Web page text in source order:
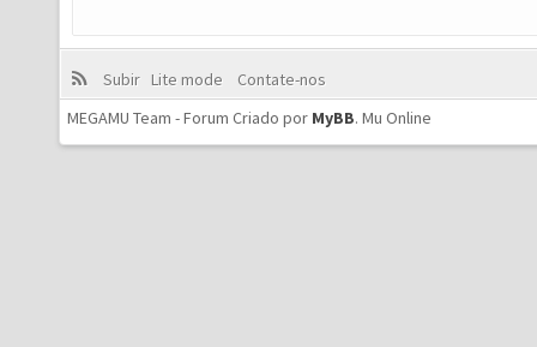
Subir Lite mode
Contate-nos
MEGAMU Team - Forum Criado por MyBB. Mu Online